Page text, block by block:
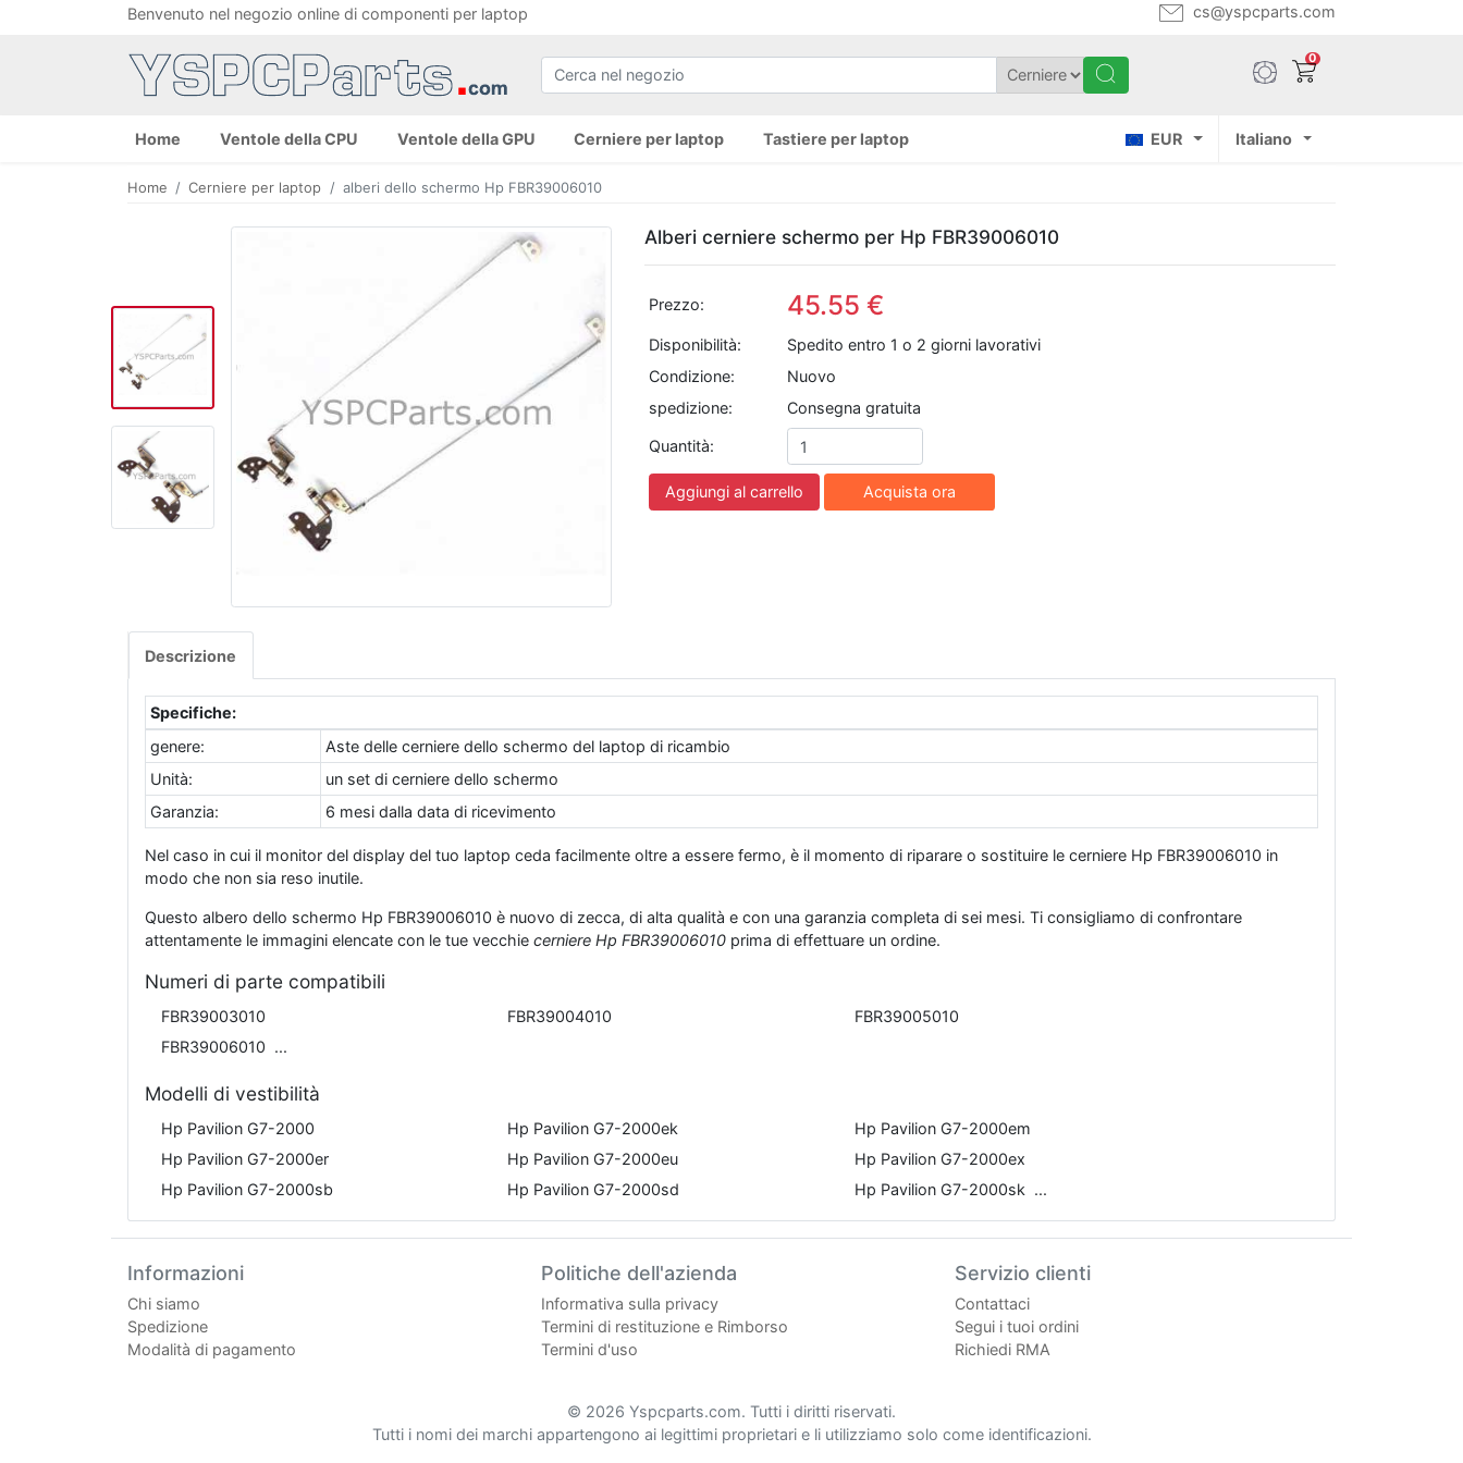
Benvenuto nel negozio online di componenti per laptop cs@yspcparts.com
0
Home Ventole della CPU Ventole della GPU Cerniere per laptop Tastiere per laptop EUR Italiano
Home Cerniere per laptop alberi dello schermo Hp FBR39006010
Alberi cerniere schermo per Hp FBR39006010
Prezzo: 45.55 €
Disponibilità:
Spedito entro 1 o 2 giorni lavorativi
Condizione:
Nuovo
spedizione:
Consegna gratuita
Quantità:
Aggiungi al carrello Acquista ora
Descrizione
Specifiche:
genere:
Aste delle cerniere dello schermo del laptop di ricambio
Unità:
un set di cerniere dello schermo
Garanzia:
6 mesi dalla data di ricevimento
Nel caso in cui il monitor del display del tuo laptop ceda facilmente oltre a essere fermo, è il momento di riparare o sostituire le cerniere Hp FBR39006010 in
modo che non sia reso inutile.
Questo albero dello schermo Hp FBR39006010 è nuovo di zecca, di alta qualità e con una garanzia completa di sei mesi. Ti consigliamo di confrontare
attentamente le immagini elencate con le tue vecchie cerniere Hp FBR39006010 prima di effettuare un ordine.
Numeri di parte compatibili
FBR39003010 FBR39004010
FBR39005010
FBR39006010
Modelli di vestibilità
Hp Pavilion G7-2000 Hp Pavilion G7-2000ek
Hp Pavilion G7-2000em
Hp Pavilion G7-2000er
Hp Pavilion G7-2000eu
Hp Pavilion G7-2000ex
Hp Pavilion G7-2000sb
Hp Pavilion G7-2000sd Hp Pavilion G7-2000sk
Informazioni
Chi siamo
Spedizione
Modalità di pagamento
Politiche dell'azienda
Informativa sulla privacy
Termini di restituzione e Rimborso
Termini d'uso
Servizio clienti
Contattaci
Segui i tuoi ordini
Richiedi RMA
© 2026 Yspcparts.com. Tutti i diritti riservati.
Tutti i nomi dei marchi appartengono ai legittimi proprietari e li utilizziamo solo come identificazioni.